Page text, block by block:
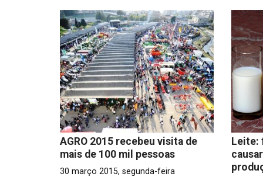
AGRO 2015 recebeu visita de
mais de 100 mil pessoas
30 março 2015, segunda-feira
Leite: